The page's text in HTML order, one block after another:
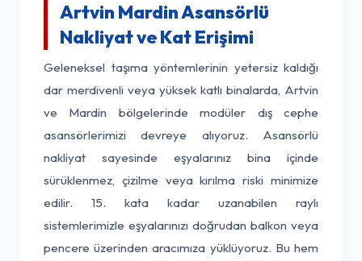
Artvin Mardin Asansörlü
Nakliyat ve Kat Erişimi
Geleneksel taşıma yöntemlerinin yetersiz kaldığı
dar merdivenli veya yüksek katlı binalarda, Artvin
ve Mardin bölgelerinde modüler dış cephe
asansörlerimizi devreye alıyoruz. Asansörlü
nakliyat sayesinde eşyalarınız bina içinde
sürüklenmez, çizilme veya kırılma riski minimize
edilir. 15. kata kadar uzanabilen raylı
sistemlerimizle eşyalarınızı doğrudan balkon veya
pencere üzerinden aracımıza yüklüyoruz. Bu hem